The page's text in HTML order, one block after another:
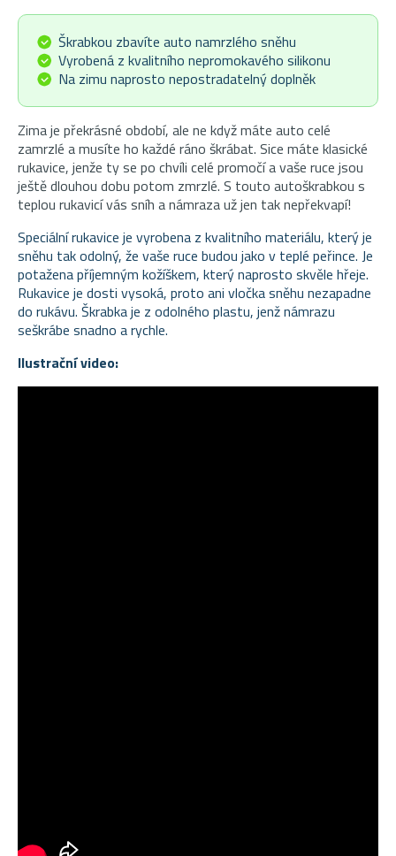
Škrabkou zbavíte auto namrzlého sněhu
Vyrobená z kvalitního nepromokavého silikonu
Na zimu naprosto nepostradatelný doplněk
Zima je překrásné období, ale ne když máte auto celé
zamrzlé a musíte ho každé ráno škrábat. Sice máte klasické
rukavice, jenže ty se po chvíli celé promočí a vaše ruce jsou
ještě dlouhou dobu potom zmrzlé. S touto autoškrabkou s
teplou rukavicí vás sníh a námraza už jen tak nepřekvapí!
Speciální rukavice je vyrobena z kvalitního materiálu, který je
sněhu tak odolný, že vaše ruce budou jako v teplé peřince. Je
potažena příjemným kožíškem, který naprosto skvěle hřeje.
Rukavice je dosti vysoká, proto ani vločka sněhu nezapadne
do rukávu. Škrabka je z odolného plastu, jenž námrazu
seškrábe snadno a rychle.
Ilustrační video: